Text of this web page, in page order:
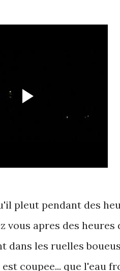
pleut pendant des
vous apres des
dans les ruelles
coupee... que l'eau